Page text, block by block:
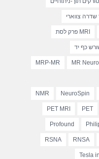
MRI פרק לסת
MR
MRP-MR
NeuroSpin
NMR
PET
PET MRI
Profound
RNSA
RSNA
Tesla